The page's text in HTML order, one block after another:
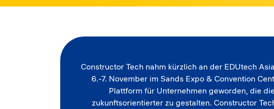
Constructor Tech nahm kürzlich an der EDUtech
6.-7. November im Sands Expo & Convention
Plattform für Unternehmen geworden, die
zukunftsorientierter zu gestalten. Constructor